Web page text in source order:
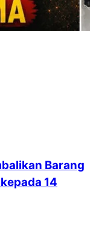
Barang
14